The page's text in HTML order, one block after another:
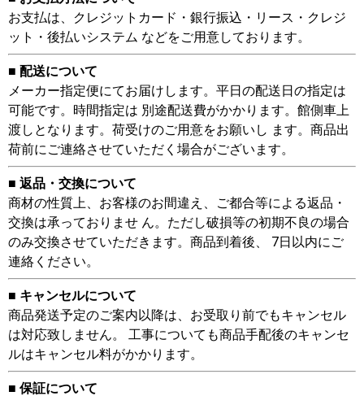
お支払は、クレジットカード・銀行振込・リース・クレジ
ット・後払いシステム などをご用意しております。
■ 配送について
メーカー指定便にてお届けします。平日の配送日の指定は
可能です。時間指定は 別途配送費がかかります。館側車上
渡しとなります。荷受けのご用意をお願いし ます。商品出
荷前にご連絡させていただく場合がございます。
■ 返品・交換について
商材の性質上、お客様のお間違え、ご都合等による返品・
交換は承っておりませ ん。ただし破損等の初期不良の場合
のみ交換させていただきます。商品到着後、 7日以内にご
連絡ください。
■ キャンセルについて
商品発送予定のご案内以降は、お受取り前でもキャンセル
は対応致しません。 工事についても商品手配後のキャンセ
ルはキャンセル料がかかります。
■ 保証について